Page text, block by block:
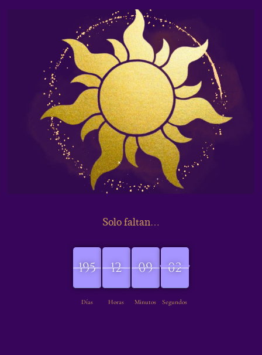
Solo faltan…
195
195
00
Días
12
12
00
Horas
09
09
08
Minutos
04
05
04
Segundos